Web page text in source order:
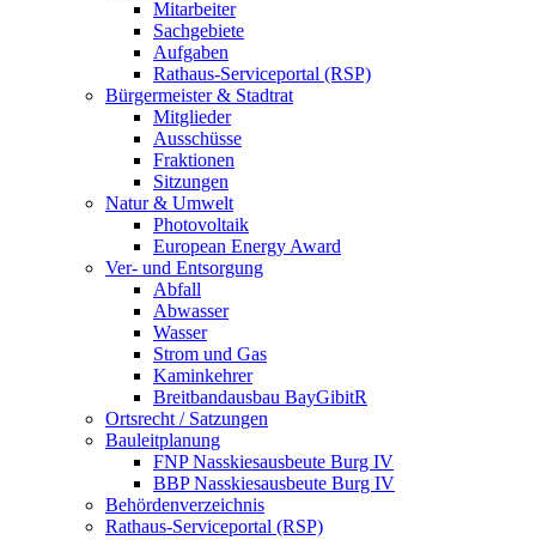
Mitarbeiter
Sachgebiete
Aufgaben
Rathaus-Serviceportal (RSP)
Bürgermeister & Stadtrat
Mitglieder
Ausschüsse
Fraktionen
Sitzungen
Natur & Umwelt
Photovoltaik
European Energy Award
Ver- und Entsorgung
Abfall
Abwasser
Wasser
Strom und Gas
Kaminkehrer
Breitbandausbau BayGibitR
Ortsrecht / Satzungen
Bauleitplanung
FNP Nasskiesausbeute Burg IV
BBP Nasskiesausbeute Burg IV
Behördenverzeichnis
Rathaus-Serviceportal (RSP)